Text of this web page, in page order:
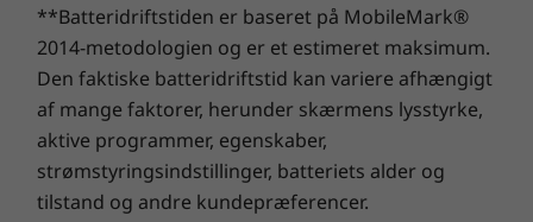
ThinkPad P51 er udstyret med Lenovos
prisbelønnede tastatur, som er forbedret med
et nydesignet Touchpad. Det legendariske,
**Batteridriftstiden er baseret på MobileMark®
2014-metodologien og er et estimeret maksimum.
Den faktiske batteridriftstid kan variere afhængigt
af mange faktorer, herunder skærmens lysstyrke,
aktive programmer, egenskaber,
strømstyringsindstillinger, batteriets alder og
tilstand og andre kundepræferencer.